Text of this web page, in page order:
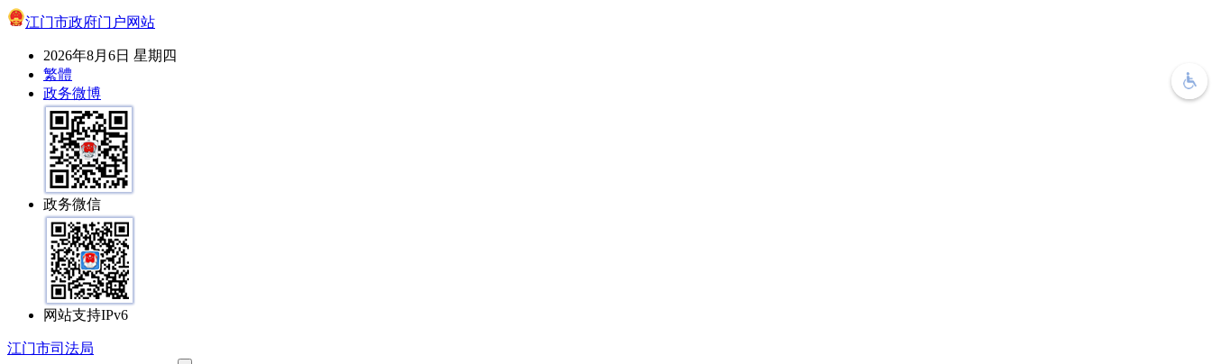
江门市政府门户网站
2026年8月6日 星期四
繁體
政务微博
政务微信
网站支持IPv6
江门市司法局